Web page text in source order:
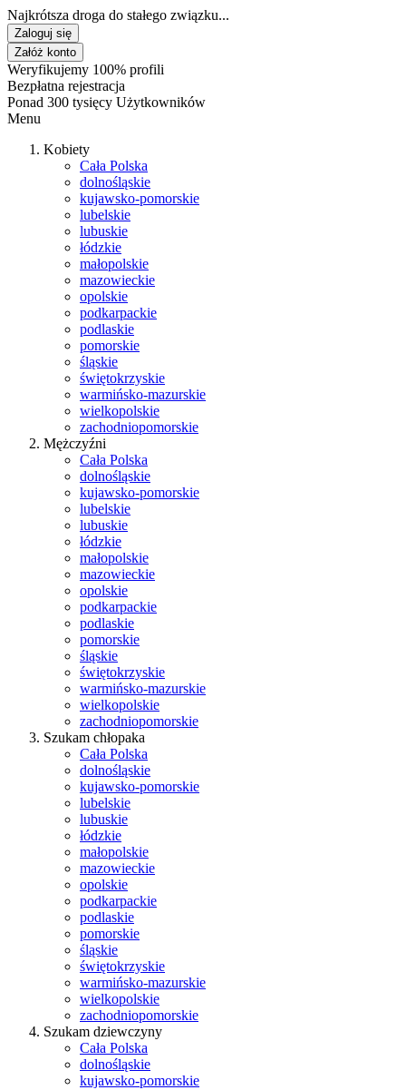
Najkrótsza droga do stałego związku...
Zaloguj się
Załóż konto
Weryfikujemy 100% profili
Bezpłatna rejestracja
Ponad 300 tysięcy Użytkowników
Menu
Kobiety
Cała Polska
dolnośląskie
kujawsko-pomorskie
lubelskie
lubuskie
łódzkie
małopolskie
mazowieckie
opolskie
podkarpackie
podlaskie
pomorskie
śląskie
świętokrzyskie
warmińsko-mazurskie
wielkopolskie
zachodniopomorskie
Mężczyźni
Cała Polska
dolnośląskie
kujawsko-pomorskie
lubelskie
lubuskie
łódzkie
małopolskie
mazowieckie
opolskie
podkarpackie
podlaskie
pomorskie
śląskie
świętokrzyskie
warmińsko-mazurskie
wielkopolskie
zachodniopomorskie
Szukam chłopaka
Cała Polska
dolnośląskie
kujawsko-pomorskie
lubelskie
lubuskie
łódzkie
małopolskie
mazowieckie
opolskie
podkarpackie
podlaskie
pomorskie
śląskie
świętokrzyskie
warmińsko-mazurskie
wielkopolskie
zachodniopomorskie
Szukam dziewczyny
Cała Polska
dolnośląskie
kujawsko-pomorskie